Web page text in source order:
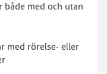
med och utan
med rörelse- eller